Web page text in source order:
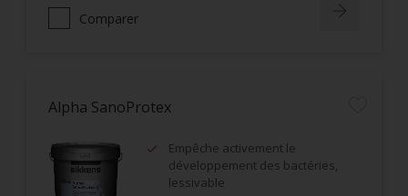
Comparer
Alpha SanoProtex
Empêche activement le
développement des bactéries,
lessivable